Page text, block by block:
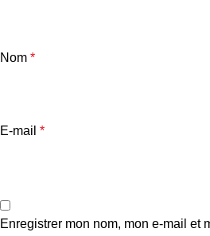
Nom *
E-mail *
Enregistrer mon nom, mon e-mail et